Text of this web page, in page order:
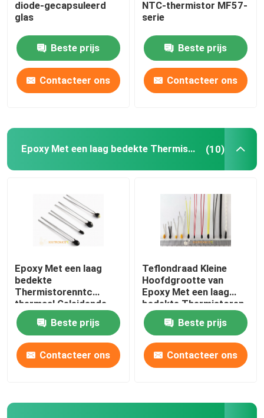
diode-gecapsuleerd
glas
Beste prijs
Contacteer ons
NTC-thermistor MF57-
serie
Beste prijs
Contacteer ons
Epoxy Met een laag bedekte Thermistoren (10)
Epoxy Met een laag
bedekte
Thermistorenntc
thermaal Geleidende
MF5A-2/3 Reeks
Beste prijs
Contacteer ons
Teflondraad Kleine
Hoofdgrootte van
Epoxy Met een laag
bedekte Thermistoren
mf5a-5 de Thermistor
van het Reeks10k Ohm
NTC
Beste prijs
Contacteer ons